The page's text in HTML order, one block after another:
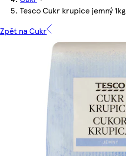
Tesco Cukr krupice jemný 1kg
Zpět na Cukr